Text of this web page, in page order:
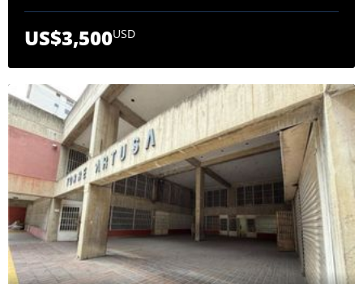
US$3,500USD